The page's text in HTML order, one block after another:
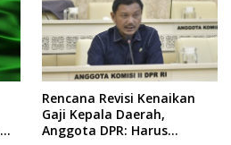
Rencana Revisi Kenaikan
Gaji Kepala Daerah,
Anggota DPR: Harus